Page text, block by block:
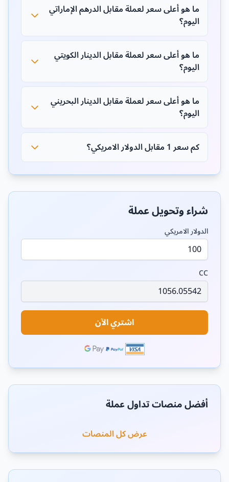
ما هو أعلى سعر لعملة مقابل الدرهم الإماراتي
اليوم؟
ما هو أعلى سعر لعملة مقابل الدينار الكويتي
اليوم؟
ما هو أعلى سعر لعملة مقابل الدينار البحريني
اليوم؟
كم سعر 1 مقابل الدولار الامريكي؟
شراء وتحويل عملة
الدولار الامريكي
CC
اشتري الآن
أفضل منصات تداول عملة
عرض كل المنصات